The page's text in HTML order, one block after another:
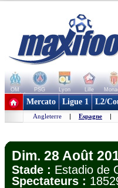
OM PSG Lyon Lille
+ de clubs
Mercato Ligue 1 L2/
Angleterre | Espagne |
Dim. 28 Août
Stade : Estadio de
Spectateurs :